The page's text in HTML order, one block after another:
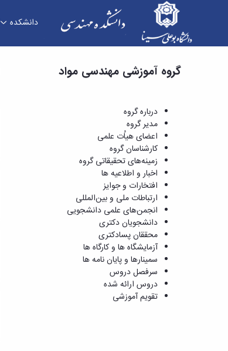
دانشکده
اخبار و اطلاعیه ها - دانشکده فنی و مهندسی
گروه آموزشی مهندسی مواد
درباره گروه
مدیر گروه
اعضای هیاُت علمی
کارشناسان گروه
زمینه‌های تحقیقاتی گروه
اخبار و اطلاعیه ها
افتخارات و جوایز
ارتباطات ملی و بین‌المللی
انجمن‌های علمی دانشجویی
دانشجویان دکتری
محققان پسادکتری
آزمایشگاه ها و کارگاه ها
سمینارها و پایان نامه ها
سرفصل دروس
دروس ارائه شده
تقویم آموزشی